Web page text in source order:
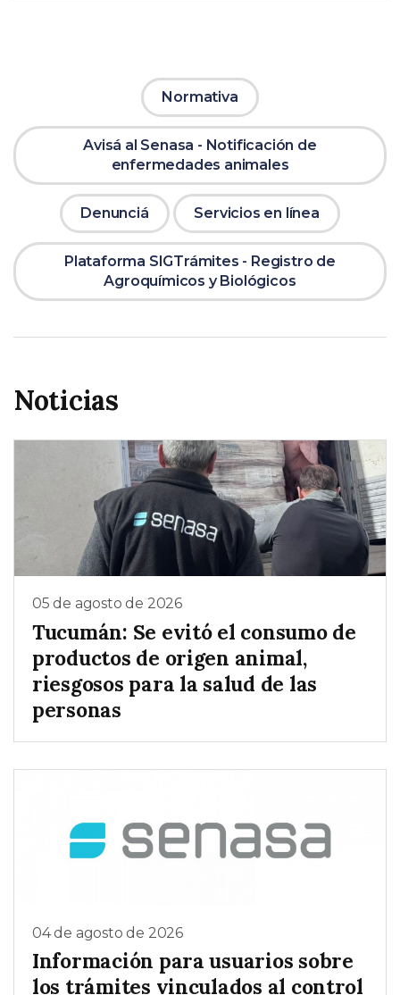
Normativa
Avisá al Senasa - Notificación de
enfermedades animales
Denunciá Servicios en línea
Plataforma SIGTrámites - Registro de
Agroquímicos y Biológicos
Noticias
05 de agosto de 2026
Tucumán: Se evitó el consumo de
productos de origen animal,
riesgosos para la salud de las
personas
04 de agosto de 2026
Información para usuarios sobre
los trámites vinculados al control